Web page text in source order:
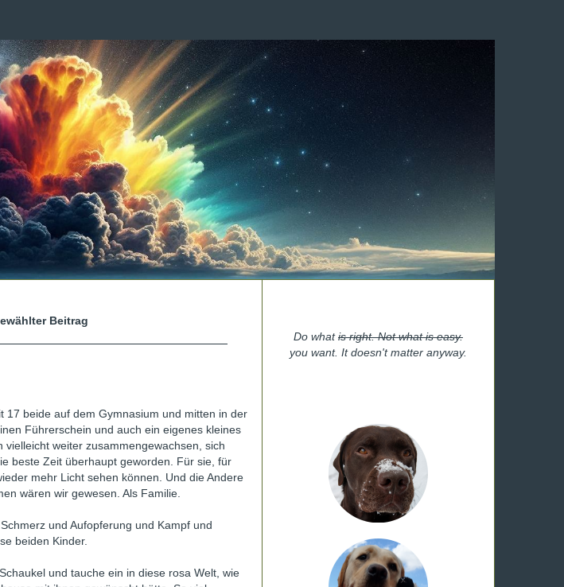
Beitrag
17 beide auf dem Gymnasium und mitten in der
Führerschein und auch ein eigenes kleines
weiter zusammengewachsen, sich
beste Zeit überhaupt geworden. Für sie, für
mehr Licht sehen können. Und die Andere
wären wir gewesen. Als Familie.
und Aufopferung und Kampf und
beiden Kinder.
und tauche ein in diese rosa Welt, wie
Do whatis right. Not what is easy.
you want. It doesn't matter anyway.